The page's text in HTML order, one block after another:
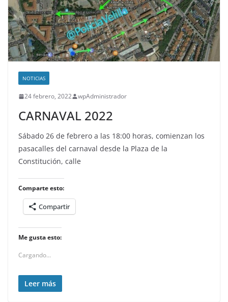
NOTICIAS
24 febrero, 2022 wpAdministrador
CARNAVAL 2022
Sábado 26 de febrero a las 18:00 horas, comienzan los
pasacalles del carnaval desde la Plaza de la
Constitución, calle
Comparte esto:
Compartir
Me gusta esto:
Cargando...
Leer más